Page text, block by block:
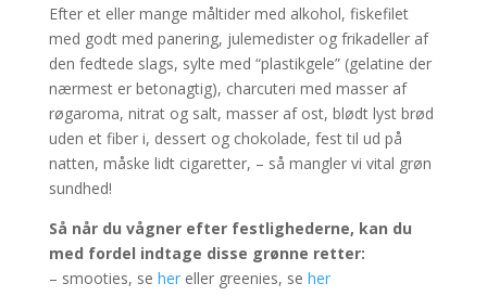
Efter et eller mange måltider med alkohol, fiskefilet
med godt med panering, julemedister og frikadeller af
den fedtede slags, sylte med “plastikgele” (gelatine der
nærmest er betonagtig), charcuteri med masser af
røgaroma, nitrat og salt, masser af ost, blødt lyst brød
uden et fiber i, dessert og chokolade, fest til ud på
natten, måske lidt cigaretter, – så mangler vi vital grøn
sundhed!
Så når du vågner efter festlighederne, kan du
med fordel indtage disse grønne retter:
– smooties, se her eller greenies, se her